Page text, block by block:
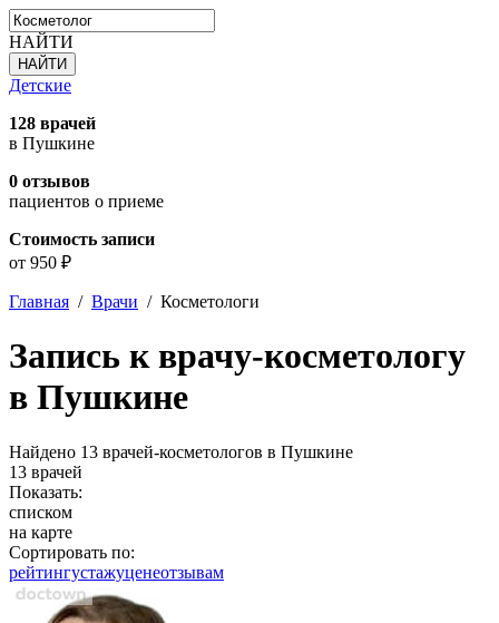
НАЙТИ
Детские
128 врачей
в Пушкине
0 отзывов
пациентов о приеме
Стоимость записи
от 950 ₽
Главная / Врачи / Косметологи
Запись к врачу-косметологу
в Пушкине
Найдено 13 врачей-косметологов в Пушкине
13 врачей
Показать:
списком
на карте
Сортировать по:
рейтингустажуценеотзывам